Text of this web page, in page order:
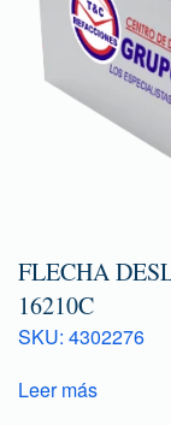
FLECHA
16210C
SKU: 4302276
Leer más